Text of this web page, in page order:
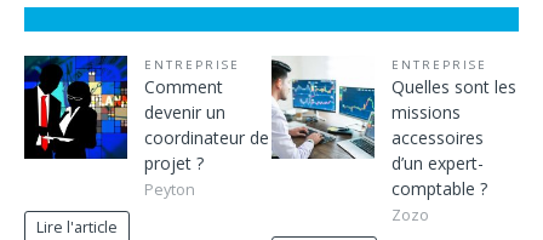
ENTREPRISE
Comment
devenir un
coordinateur de
projet ?
Peyton
Lire l'article
ENTREPRISE
Quelles sont les
missions
accessoires
d’un expert-
comptable ?
Zozo